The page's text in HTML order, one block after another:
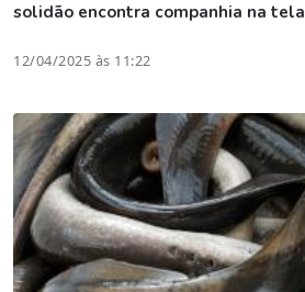
solidão encontra companhia na tela
12/04/2025 às 11:22